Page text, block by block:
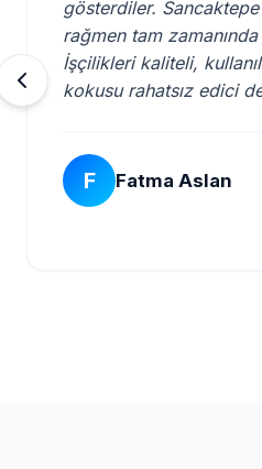
gösterdiler.
rağmen tam zamanında
İşçilikleri kaliteli,
kokusu rahatsız edici
F Fatma Aslan